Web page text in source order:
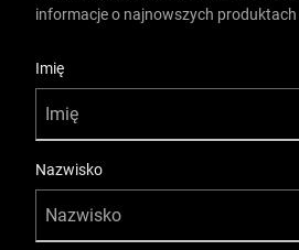
informacje o najnowszych produktach
Imię
Nazwisko